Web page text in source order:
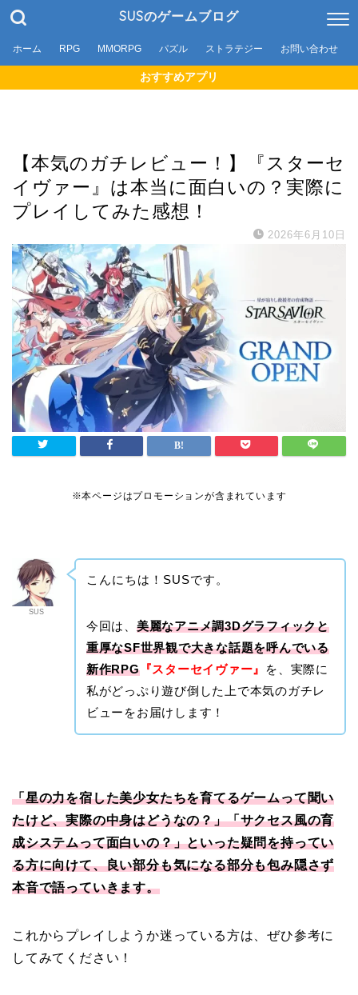
SUSのゲームブログ
ホーム RPG MMORPG パズル ストラテジー お問い合わせ
おすすめアプリ
【本気のガチレビュー！】『スターセ
イヴァー』は本当に面白いの？実際に
プレイしてみた感想！
2026年6月10日
※本ページはプロモーションが含まれています
SUS
こんにちは！SUSです。
今回は、 美麗なアニメ調3Dグラフィックと
重厚なSF世界観で大きな話題を呼んでいる
新作RPG『スターセイヴァー』
を、実際に
私がどっぷり遊び倒した上で本気のガチレ
ビューをお届けします！
「星の力を宿した美少女たちを育てるゲームって聞い
たけど、実際の中身はどうなの？」「サクセス風の育
成システムって面白いの？」といった疑問を持ってい
る方に向けて、良い部分も気になる部分も包み隠さず
本音で語っていきます。
これからプレイしようか迷っている方は、ぜひ参考に
してみてください！